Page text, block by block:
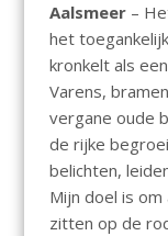
e
b
o
o
k
Aalsmeer –
het
kronkelt als
Varens,
vergane oude
de rijke
belichten,
Mijn doel is
zitten op de